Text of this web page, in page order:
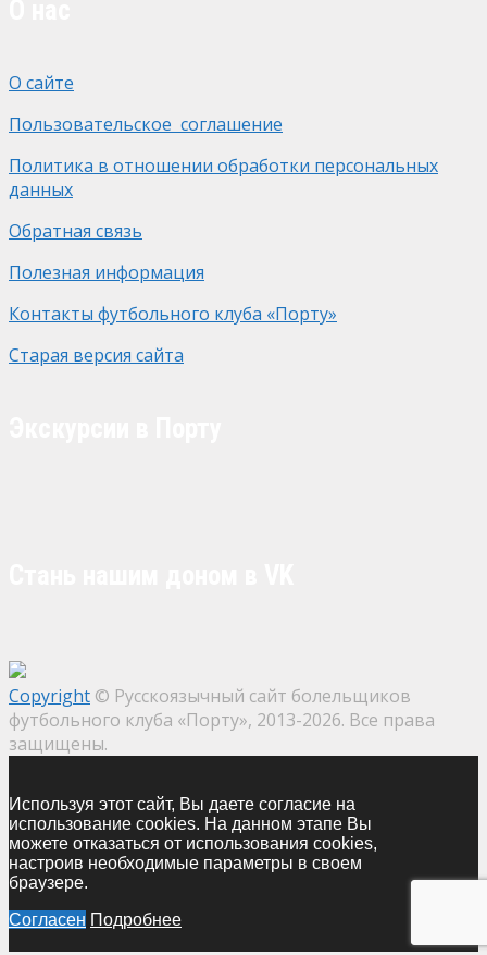
О сайте
Пользовательское соглашение
Политика в отношении обработки персональных
данных
Обратная связь
Полезная информация
Контакты футбольного клуба «Порту»
Старая версия сайта
Copyright © Русскоязычный сайт болельщиков
футбольного клуба «Порту», 2013-2026. Все права
защищены.
Используя этот сайт, Вы даете согласие на
использование cookies. На данном этапе Вы
можете отказаться от использования cookies,
настроив необходимые параметры в своем
браузере.
Согласен Подробнее